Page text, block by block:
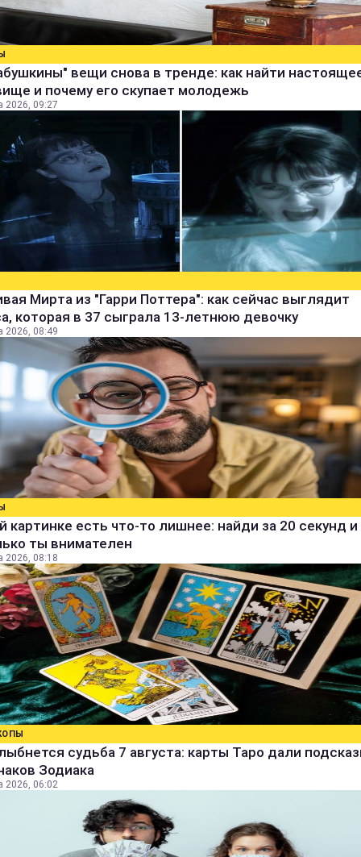
вещи снова в тренде: как найти
и почему его скупает молодежь
2026, 09:27
Мирта из "Гарри Поттера": как сейчас выглядит
которая в 37 сыграла 13-летнюю девочку
2026, 08:49
картинке есть что-то лишнее: найди за 20 секунд и
ты внимателен
2026, 08:18
судьба 7 августа: карты Таро дали
Зодиака
2026, 06:02